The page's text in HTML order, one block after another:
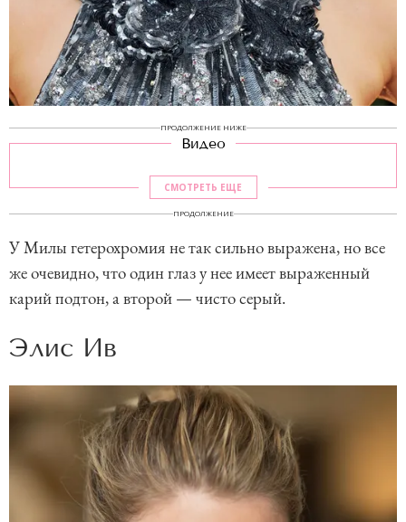
ПРОДОЛЖЕНИЕ НИЖЕ
Видео
СМОТРЕТЬ ЕЩЕ
ПРОДОЛЖЕНИЕ
У Милы гетерохромия не так сильно выражена, но все
же очевидно, что один глаз у нее имеет выраженный
карий подтон, а второй — чисто серый.
Элис Ив